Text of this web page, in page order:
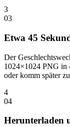
3
03
Etwa 45
Der
1024×1024 PNG in
oder komm später
4
04
Herunterladen